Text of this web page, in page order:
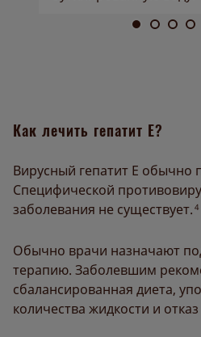
Как лечить гепатит Е?
Вирусный гепатит Е обычно
Специфической
заболевания не существует. 4
Обычно врачи назначают
терапию. Заболевшим
сбалансированная диета,
количества жидкости и